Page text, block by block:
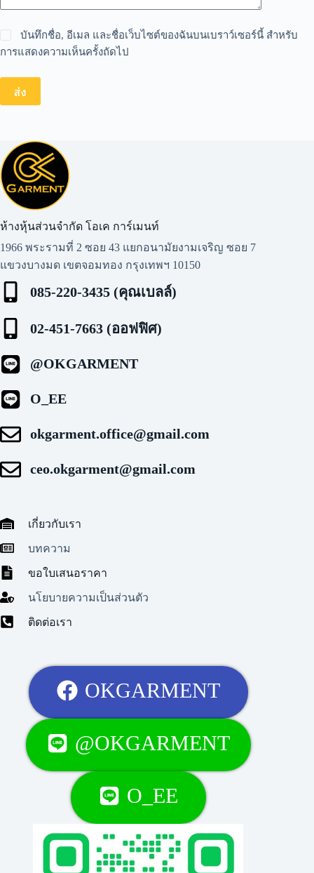
บันทึกชื่อ, อีเมล และชื่อเว็บไซต์ของฉันบนเบราว์เซอร์นี้ สำหรับ
การแสดงความเห็นครั้งถัดไป
ส่ง
ห้างหุ้นส่วนจำกัด โอเค การ์เมนท์​
1966 พระรามที่ 2 ซอย 43 แยกอนามัยงามเจริญ ซอย 7
แขวงบางมด เขตจอมทอง กรุงเทพฯ 10150
085-220-3435 (คุณเบลล์)
02-451-7663 (ออฟฟิศ)
@OKGARMENT
O_EE
okgarment.office@gmail.com
ceo.okgarment@gmail.com
เกี่ยวกับเรา
บทความ
ขอใบเสนอราคา
นโยบายความเป็นส่วนตัว
ติดต่อเรา
OKGARMENT
@OKGARMENT
O_EE